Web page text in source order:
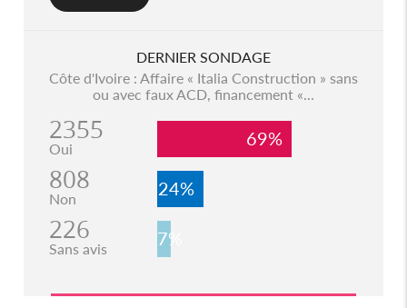
DERNIER SONDAGE
Côte d'Ivoire : Affaire « Italia Construction » sans
ou avec faux ACD, financement «...
2355
Oui 69%
808
Non 24%
226
Sans avis 7%